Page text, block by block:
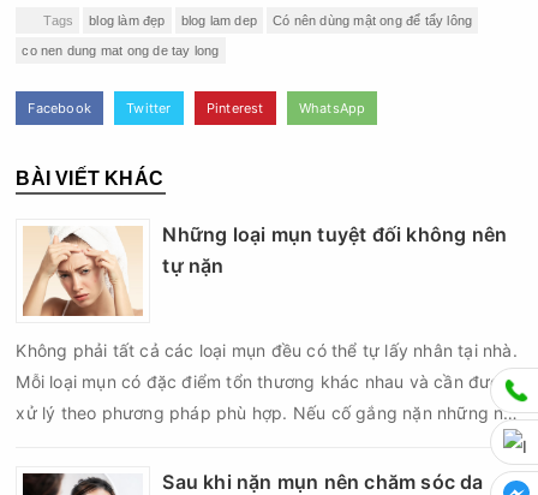
Tags blog làm đẹp blog lam dep Có nên dùng mật ong để tẩy lông
co nen dung mat ong de tay long
Facebook Twitter Pinterest WhatsApp
BÀI VIẾT KHÁC
Những loại mụn tuyệt đối không nên
tự nặn
Không phải tất cả các loại mụn đều có thể tự lấy nhân tại nhà.
Mỗi loại mụn có đặc điểm tổn thương khác nhau và cần được
xử lý theo phương pháp phù hợp. Nếu cố gắng nặn những nốt
mụn không đúng chỉ định, bạn có thể khiến tình trạng viêm trở
nên nghiêm trọng hơn, làm tăng nguy cơ nhiễm trùng, để lại
Sau khi nặn mụn nên chăm sóc da